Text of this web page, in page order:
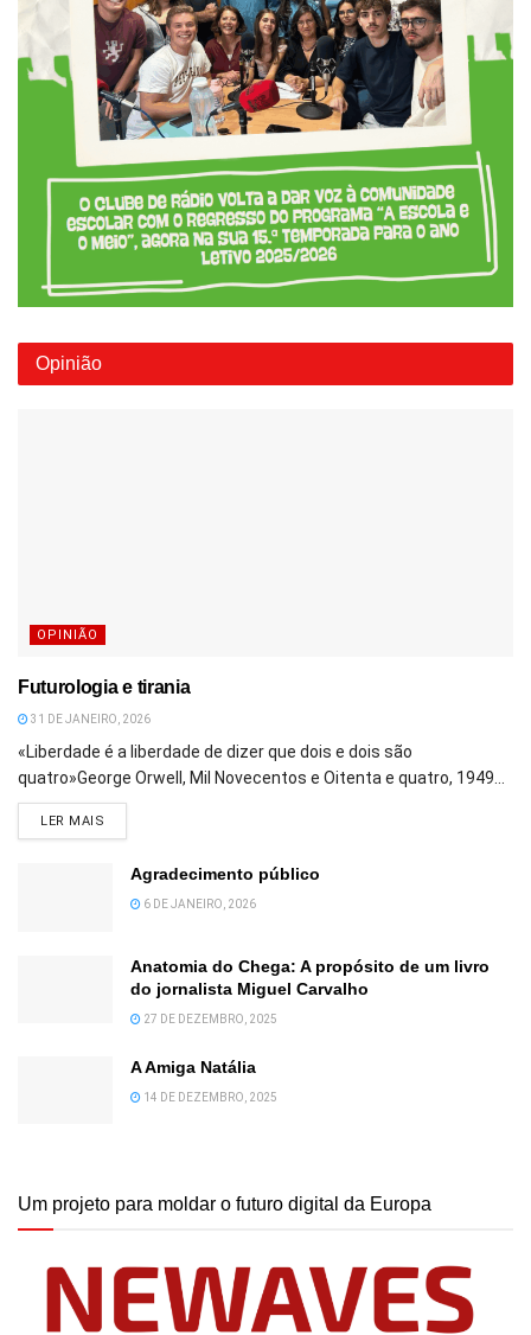
Opinião
OPINIÃO
Futurologia e tirania
31 DE JANEIRO, 2026
«Liberdade é a liberdade de dizer que dois e dois são
quatro»George Orwell, Mil Novecentos e Oitenta e quatro, 1949...
LER MAIS
Agradecimento público
6 DE JANEIRO, 2026
Anatomia do Chega: A propósito de um livro
do jornalista Miguel Carvalho
27 DE DEZEMBRO, 2025
A Amiga Natália
14 DE DEZEMBRO, 2025
Um projeto para moldar o futuro digital da Europa